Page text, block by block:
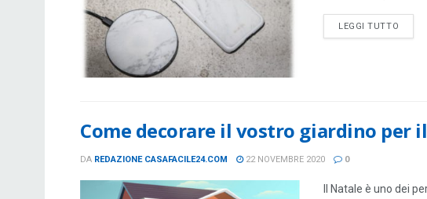
LEGGI TUTTO
Come decorare il vostro giardino per
DA REDAZIONE CASAFACILE24.COM 22 NOVEMBRE 2020 0
Il Natale è uno dei